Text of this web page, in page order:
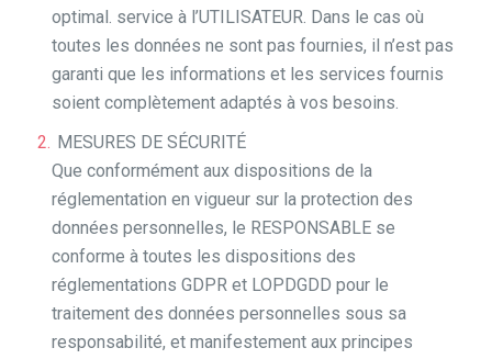
optimal. service à l’UTILISATEUR. Dans le cas où
toutes les données ne sont pas fournies, il n’est pas
garanti que les informations et les services fournis
soient complètement adaptés à vos besoins.
MESURES DE SÉCURITÉ
Que conformément aux dispositions de la
réglementation en vigueur sur la protection des
données personnelles, le RESPONSABLE se
conforme à toutes les dispositions des
réglementations GDPR et LOPDGDD pour le
traitement des données personnelles sous sa
responsabilité, et manifestement aux principes